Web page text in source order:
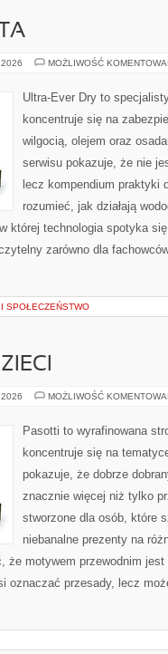
MOŻLIWOŚĆ
Ultra-Ever Dry to
koncentruje się na
wilgocią, olejem oraz
serwisu pokazuje, że nie
lecz kompendium praktyki
rozumieć, jak działają
której technologia spotyka
zarówno dla
SPOŁECZEŃSTWO
MOŻLIWOŚĆ
Pasotti to wyrafinowana
koncentruje się na
pokazuje, że dobrze
znacznie więcej niż tylko
stworzone dla osób, które
niebanalne prezenty na
że motywem przewodnim
oznaczać przesady, lecz